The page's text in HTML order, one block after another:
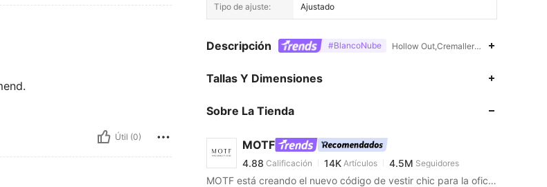
Útil (0)
Tipo de ajuste: Ajustado
Descripción #BlancoNube Hollow
Tallas Y Dimensiones
Sobre La Tienda
MOTF
4.88
4.88
4.88 14K 4.5M
1***9pagó Hace 1 día
MOTF está creando el nuevo código de vestir chic para la oficina, con ropa profesional que abraza la feminidad y la gracia natural del estilo personal de las mujeres.